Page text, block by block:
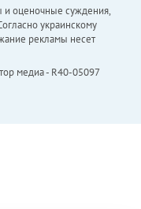
и оценочные суждения,
украинскому
рекламы несет
медиа - R40-05097